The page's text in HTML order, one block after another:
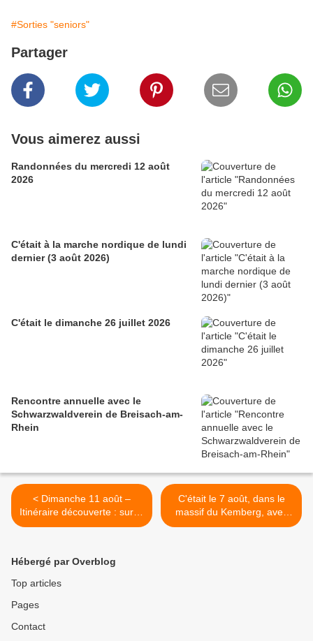
#Sorties "seniors"
Partager
Vous aimerez aussi
Randonnées du mercredi 12 août
2026
C'était à la marche nordique de lundi
dernier (3 août 2026)
C'était le dimanche 26 juillet 2026
Rencontre annuelle avec le
Schwarzwaldverein de Breisach-am-
Rhein
< Dimanche 11 août –
Itinéraire découverte : sur la
route du fromage
C'était le 7 août, dans le
massif du Kemberg, avec
les randonneurs >
Hébergé par Overblog
Top articles
Pages
Contact